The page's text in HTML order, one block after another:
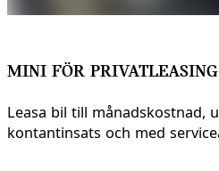
MINI FÖR PRIVATLEASING
Leasa bil till månadskostnad,
kontantinsats och med